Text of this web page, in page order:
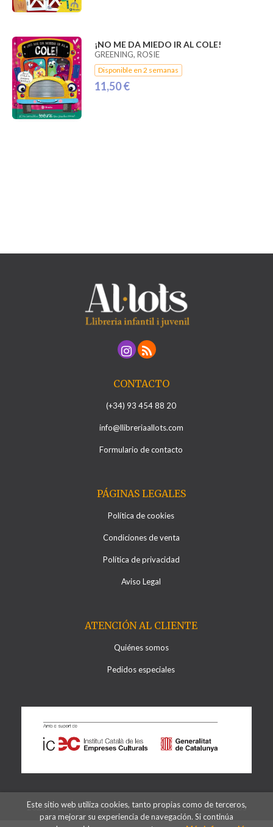
¡NO ME DA MIEDO IR AL COLE!
GREENING, ROSIE
Disponible en 2 semanas
11,50 €
CONTACTO
(+34) 93 454 88 20
info@llibreriaallots.com
Formulario de contacto
PÁGINAS LEGALES
Política de cookies
Condiciones de venta
Política de privacidad
Aviso Legal
ATENCIÓN AL CLIENTE
Quiénes somos
Pedidos especiales
2026 ©Llibreria Al·lots. Todos los Derechos Reservados
Este sitio web utiliza cookies, tanto propias como de terceros,
para mejorar su experiencia de navegación. Si continúa